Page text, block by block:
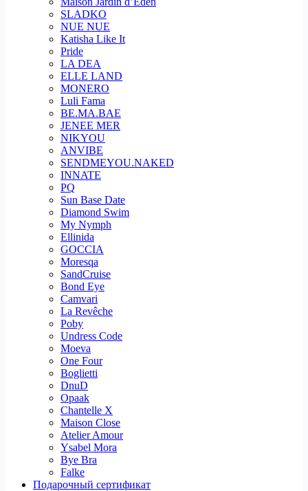
SLADKO
NUE NUE
Katisha Like It
Pride
LA DEA
ELLE LAND
MONERO
Luli Fama
BE.MA.BAE
JENEE MER
NIKYOU
ANVIBE
SENDMEYOU.NAKED
INNATE
PQ
Sun Base Date
Diamond Swim
My Nymph
Ellinida
GOCCIA
Moresqa
SandCruise
Bond Eye
Camvari
La Revêche
Poby
Undress Code
Moeva
One Four
Boglietti
DnuD
Opaak
Chantelle X
Maison Close
Atelier Amour
Ysabel Mora
Bye Bra
Falke
Подарочный сертификат